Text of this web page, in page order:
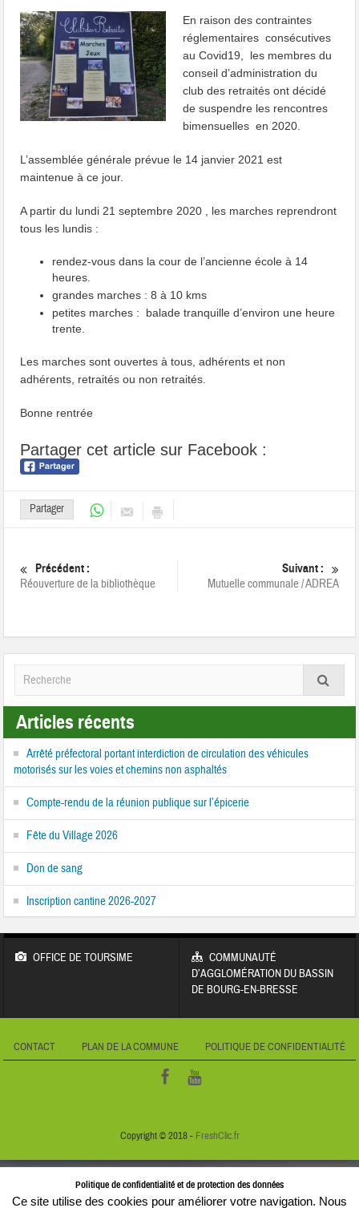
En raison des contraintes
réglementaires consécutives
au Covid19, les membres du
conseil d’administration du
club des retraités ont décidé
de suspendre les rencontres
bimensuelles en 2020.
L’assemblée générale prévue le 14 janvier 2021 est
maintenue à ce jour.
A partir du lundi 21 septembre 2020 , les marches reprendront
tous les lundis :
rendez-vous dans la cour de l’ancienne école à 14
heures.
grandes marches : 8 à 10 kms
petites marches : balade tranquille d’environ une heure
trente.
Les marches sont ouvertes à tous, adhérents et non
adhérents, retraités ou non retraités.
Bonne rentrée
Partager cet article sur Facebook :
Partager
Précédent :
Réouverture de la bibliothèque
Suivant :
Mutuelle communale / ADREA
Articles récents
Arrêté préfectoral portant interdiction de circulation des véhicules
motorisés sur les voies et chemins non asphaltés
Compte-rendu de la réunion publique sur l’épicerie
Fête du Village 2026
Don de sang
Inscription cantine 2026-2027
OFFICE DE TOURSIME
COMMUNAUTÉ
D’AGGLOMÉRATION DU BASSIN
DE BOURG-EN-BRESSE
CONTACT PLAN DE LA COMMUNE POLITIQUE DE CONFIDENTIALITÉ
Copyright © 2018 - FreshClic.fr
Politique de confidentialité et de protection des données
Ce site utilise des cookies pour améliorer votre navigation. Nous